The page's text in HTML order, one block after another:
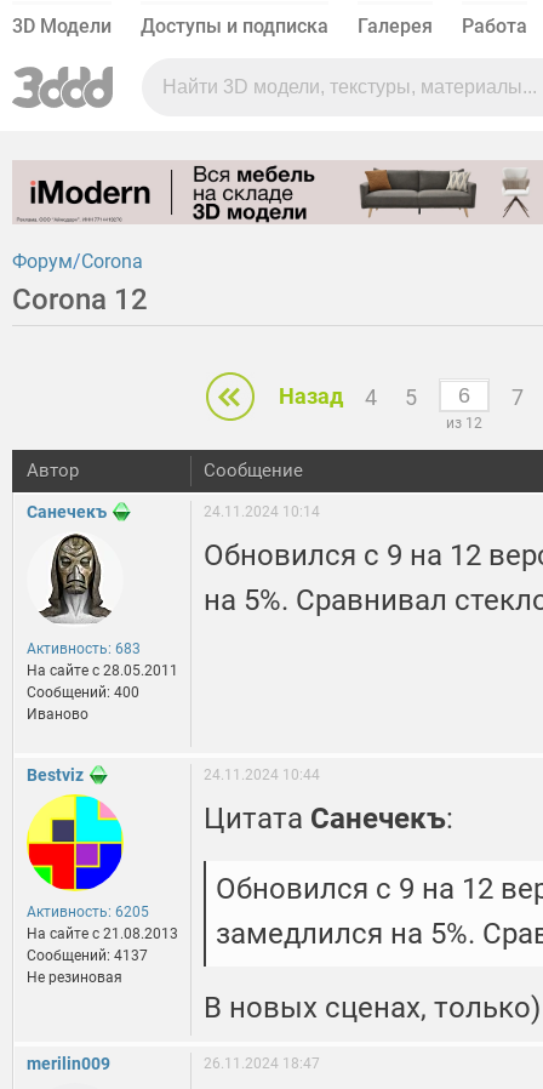
3D Модели Доступы и подписка Галерея Работа
Форум Corona
Corona 12
Назад 4 5
из 12
7
Автор Сообщение
Санечекъ
Активность: 683
На сайте c 28.05.2011
Сообщений: 400
Иваново
24.11.2024 10:14
Обновился с 9 на 12
на 5%. Сравнивал
Bestviz
Активность: 6205
На сайте c 21.08.2013
Сообщений: 4137
Не резиновая
24.11.2024 10:44
Цитата Санечекъ:
Обновился с 9 на 12
замедлился на 5%.
В новых сценах, только)
merilin009 26.11.2024 18:47